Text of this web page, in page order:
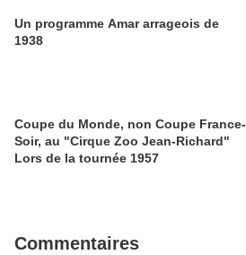
Un programme Amar arrageois de
1938
Coupe du Monde, non Coupe France-
Soir, au "Cirque Zoo Jean-Richard"
Lors de la tournée 1957
Commentaires